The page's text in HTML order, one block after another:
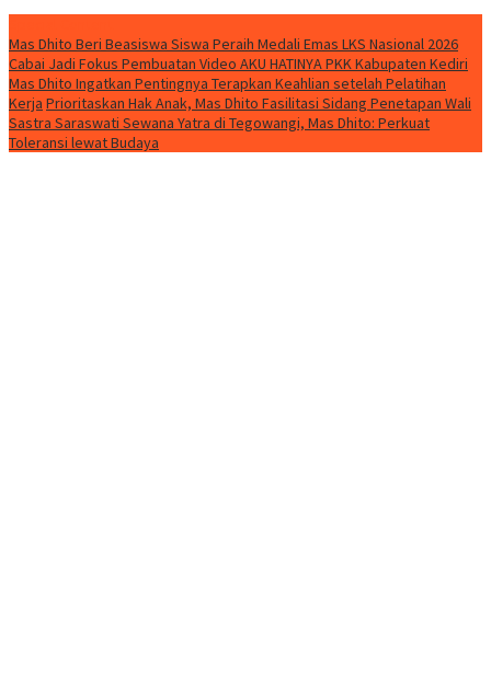
Mas Dhito Beri Beasiswa Siswa Peraih Medali Emas LKS Nasional 2026
Cabai Jadi Fokus Pembuatan Video AKU HATINYA PKK Kabupaten Kediri
Mas Dhito Ingatkan Pentingnya Terapkan Keahlian setelah Pelatihan
Kerja Prioritaskan Hak Anak, Mas Dhito Fasilitasi Sidang Penetapan Wali
Sastra Saraswati Sewana Yatra di Tegowangi, Mas Dhito: Perkuat
Toleransi lewat Budaya